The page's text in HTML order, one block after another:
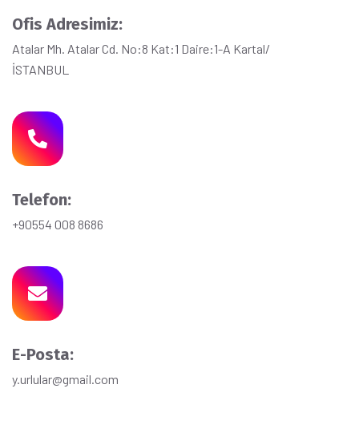
Ofis Adresimiz:
Atalar Mh. Atalar Cd. No:8 Kat:1 Daire:1-A Kartal/
İSTANBUL
Telefon:
+90554 008 8686
E-Posta:
y.urlular@gmail.com